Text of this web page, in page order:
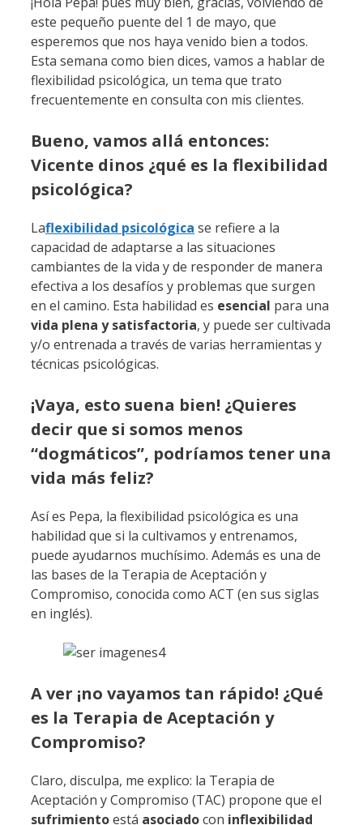
este pequeño puente del 1 de mayo, que
esperemos que nos haya venido bien a todos.
Esta semana como bien dices, vamos a hablar de
flexibilidad psicológica, un tema que trato
frecuentemente en consulta con mis clientes.
Bueno, vamos allá entonces:
Vicente dinos ¿qué es la flexibilidad
psicológica?
Laflexibilidad psicológica se refiere a la
capacidad de adaptarse a las situaciones
cambiantes de la vida y de responder de manera
efectiva a los desafíos y problemas que surgen
en el camino. Esta habilidad es esencial para una
vida plena y satisfactoria, y puede ser cultivada
y/o entrenada a través de varias herramientas y
técnicas psicológicas.
¡Vaya, esto suena bien! ¿Quieres
decir que si somos menos
“dogmáticos”, podríamos tener una
vida más feliz?
Así es Pepa, la flexibilidad psicológica es una
habilidad que si la cultivamos y entrenamos,
puede ayudarnos muchísimo. Además es una de
las bases de la Terapia de Aceptación y
Compromiso, conocida como ACT (en sus siglas
en inglés).
A ver ¡no vayamos tan rápido! ¿Qué
es la Terapia de Aceptación y
Compromiso?
Claro, disculpa, me explico: la Terapia de
Aceptación y Compromiso (TAC) propone que el
sufrimientoestá asociadocon inflexibilidad